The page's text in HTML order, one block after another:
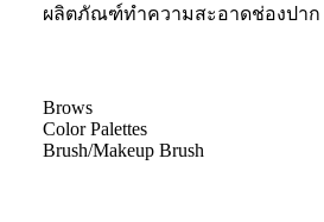
ผลิตภัณฑ์ทำความสะอาดช่องปาก
Brows
Color Palettes
Brush/Makeup Brush